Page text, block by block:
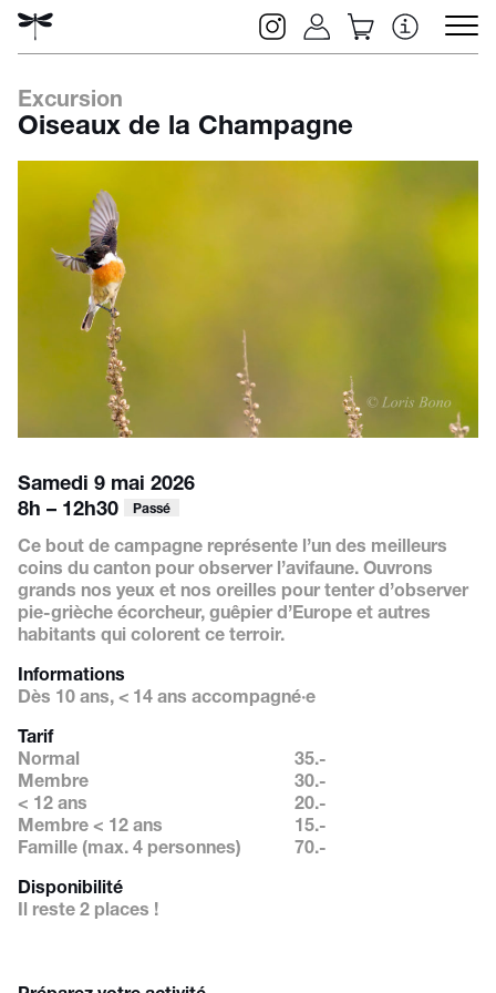
Rechercher
Excursion
Oiseaux de la Champagne
Samedi 9 mai 2026
8h – 12h30
Passé
Ce bout de campagne représente l’un des meilleurs
coins du canton pour observer l’avifaune. Ouvrons
grands nos yeux et nos oreilles pour tenter d’observer
pie-grièche écorcheur, guêpier d’Europe et autres
habitants qui colorent ce terroir.
Informations
Dès 10 ans, < 14 ans accompagné·e
Tarif
Normal
35.-
Membre
30.-
< 12 ans
20.-
Membre < 12 ans
15.-
Famille (max. 4 personnes)
70.-
Disponibilité
Il reste 2 places !